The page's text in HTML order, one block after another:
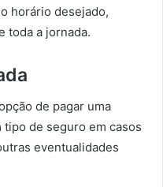
horário desejado,
toda a jornada.
de pagar uma
de seguro em casos
eventualidades